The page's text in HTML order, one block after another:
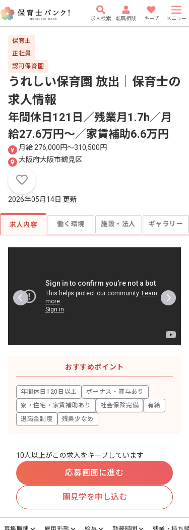
求人検索 転職相談 キープ メニュー
保育士
正社員
認可保育園
うれしい保育園 放出｜保育士の
求人情報
年間休日121日／残業月1.7h／月
給27.6万円～／家賃補助6.6万円
月給 276,000円〜310,500円
大阪府大阪市鶴見区
2026年05月14日 更新
求人内容 働く環境 施設・法人 ギャラリー
おすすめポイント
年間休日120日以上
ボーナス・賞与あり
寮・住宅・家賃補助あり
社会保険完備
有給
退職金制度
残業少なめ
10人以上がこの求人をキープしています
応募画面に進む
園見学を申し込む